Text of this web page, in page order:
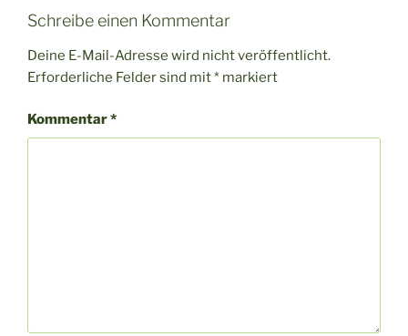
Schreibe einen Kommentar
Deine E-Mail-Adresse wird nicht veröffentlicht.
Erforderliche Felder sind mit* markiert
Kommentar*